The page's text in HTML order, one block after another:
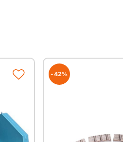
schützt Bediener und Gerät
Schnitte bis an die Wand
Wegrollen
-42%